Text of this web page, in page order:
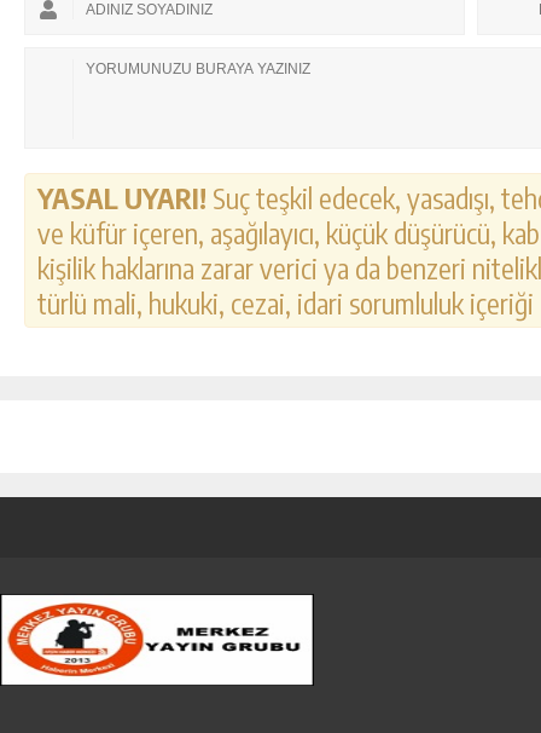
YASAL UYARI! Suç teşkil edecek, yasadışı,
ve küfür içeren, aşağılayıcı, küçük düşürücü,
kişilik haklarına zarar verici ya da benzeri
türlü mali, hukuki, cezai, idari sorumluluk